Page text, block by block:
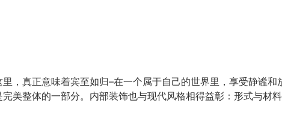
，真正意味着宾至如归–在一个属于自己的世界里，享受静谧
美整体的一部分。内部装饰也与现代风格相得益彰：形式与材